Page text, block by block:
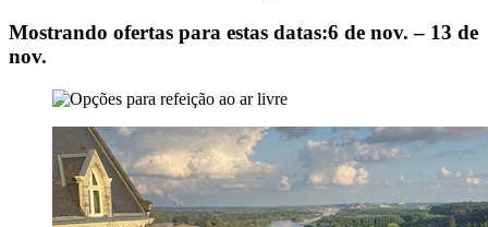
Mostrando ofertas para estas datas:6 de nov. – 13 de
nov.